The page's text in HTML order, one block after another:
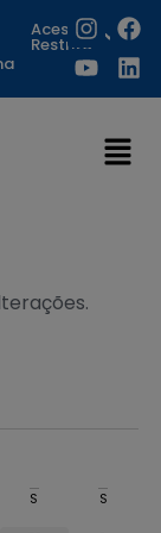
Acesso
Restrito
S S